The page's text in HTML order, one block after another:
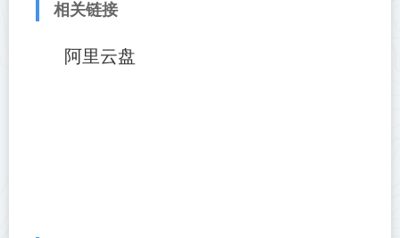
相关链接
阿里云盘